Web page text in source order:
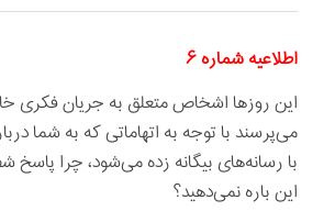
اطلاعیه شماره ۶
این روزها اشخاص متعلق به جریان فکری
می‌پرسند با توجه به اتهاماتی که به شما
با رسانه‌های بیگانه زده می‌شود، چرا
این باره نمی‌دهید؟